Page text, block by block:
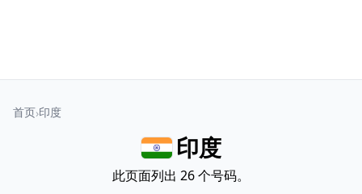
首页 印度
印度
此页面列出 26 个号码。